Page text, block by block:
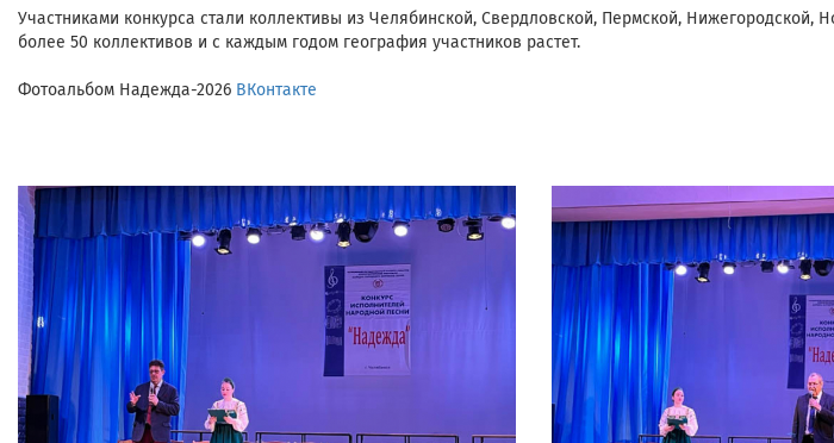
Участниками конкурса стали коллективы из Челябинской, Свердловской, Пермской,
более 50 коллективов и с каждым годом география участников растет.
Фотоальбом Надежда-2026 ВКонтакте